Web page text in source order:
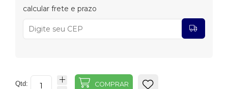
calcular frete e prazo
Qtd: COMPRAR